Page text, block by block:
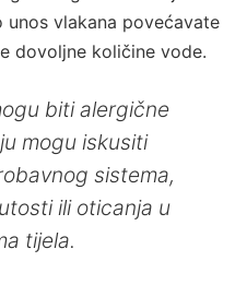
vlakana povećavate
dovoljne količine vode.
biti alergične
mogu iskusiti
sistema,
ili oticanja u
tijela.